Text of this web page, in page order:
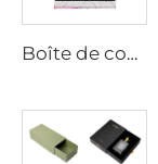
Boîte de conditionnement de vernis à ongles de luxe avec insert en velours Eva, fermeture magnétique, boîte-cadeau en papier avec logo doré à chaud